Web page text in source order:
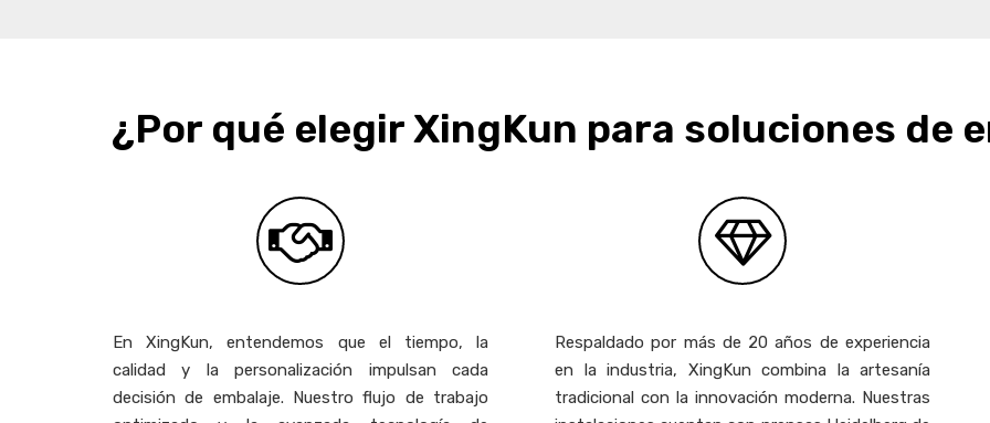
¿Por qué elegir XingKun para soluciones de
En XingKun, entendemos que el tiempo, la
calidad y la personalización impulsan cada
decisión de embalaje. Nuestro flujo de trabajo
Respaldado por más de 20 años de experiencia
en la industria, XingKun combina la artesanía
tradicional con la innovación moderna. Nuestras